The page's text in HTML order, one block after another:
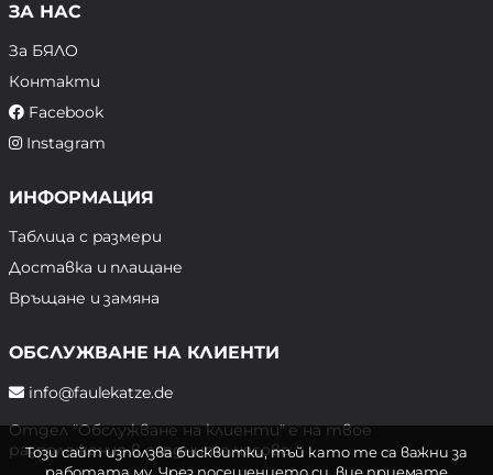
ЗА НАС
За БЯЛО
Контакти
Facebook
Instagram
ИНФОРМАЦИЯ
Таблица с размери
Доставка и плащане
Връщане и замяна
ОБСЛУЖВАНЕ НА КЛИЕНТИ
info@faulekatze.de
Отдел "Обслужване на клиенти" е на твое
разположение в следните часове:
Този сайт използва бисквитки, тъй като те са важни за